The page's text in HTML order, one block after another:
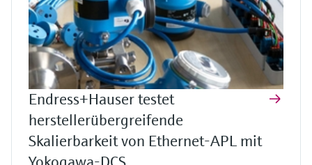
Endress+Hauser testet
herstellerübergreifende
Skalierbarkeit von Ethernet-APL mit